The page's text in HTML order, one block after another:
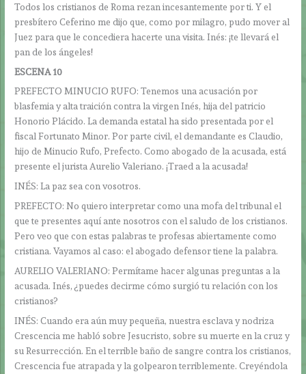
Todos los cristianos de Roma rezan incesantemente por ti. Y el
presbítero Ceferino me dijo que, como por milagro, pudo mover al
Juez para que le concediera hacerte una visita. Inés: ¡te llevará el
pan de los ángeles!
ESCENA 10
PREFECTO MINUCIO RUFO: Tenemos una acusación por
blasfemia y alta traición contra la virgen Inés, hija del patricio
Honorio Plácido. La demanda estatal ha sido presentada por el
fiscal Fortunato Minor. Por parte civil, el demandante es Claudio,
hijo de Minucio Rufo, Prefecto. Como abogado de la acusada, está
presente el jurista Aurelio Valeriano. ¡Traed a la acusada!
INÉS: La paz sea con vosotros.
PREFECTO: No quiero interpretar como una mofa del tribunal el
que te presentes aquí ante nosotros con el saludo de los cristianos.
Pero veo que con estas palabras te profesas abiertamente como
cristiana. Vayamos al caso: el abogado defensor tiene la palabra.
AURELIO VALERIANO: Permítame hacer algunas preguntas a la
acusada. Inés, ¿puedes decirme cómo surgió tu relación con los
cristianos?
INÉS: Cuando era aún muy pequeña, nuestra esclava y nodriza
Crescencia me habló sobre Jesucristo, sobre su muerte en la cruz y
su Resurrección. En el terrible baño de sangre contra los cristianos,
Crescencia fue atrapada y la golpearon terriblemente. Creyéndola